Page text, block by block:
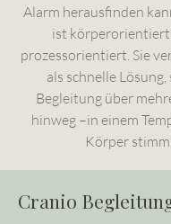
Alarm herausfinden
ist
prozessorientiert. Sie
als schnelle
Begleitung über
hinweg –in einem
Körper
Cranio